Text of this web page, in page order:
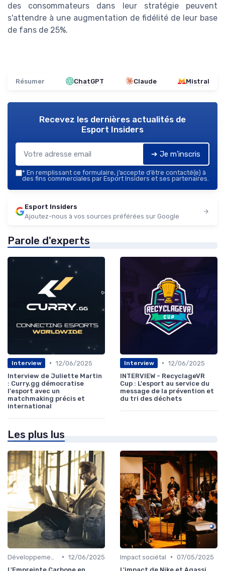
des consommateurs dans leur stratégie peuvent
s'attendre à une augmentation de fidélité de leur base
de fans de 25%.
Résumer ChatGPT Claude Mistral
Recevez les dernières actualités de
Esport Insiders
➔ Je m'inscris
* En remplissant ce formulaire, j’accepte d’être contacté(e) à
des fins commerciales par Esport Insiders et ses partenaires.
Esport Insiders
Ajoutez-nous à vos sources préférées sur Google
Parole d'experts
Interview • 12/06/2025
Interview de Juliette Martin
: Curry.gg démocratise
l'esport avec un
matchmaking précis et
international
Interview • 12/06/2025
INTERVIEW - RecyclageVR
Cup : L'esport au service du
message de la prévention et
du tri des déchets
Les plus lus
• 12/06/2025
Impact sociétal • 07/05/2025